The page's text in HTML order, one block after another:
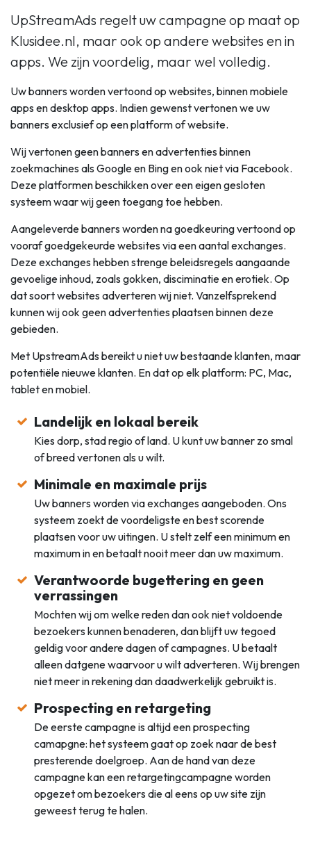
UpStreamAds regelt uw campagne op maat op
Klusidee.nl, maar ook op andere websites en in
apps. We zijn voordelig, maar wel volledig.
Uw banners worden vertoond op websites, binnen mobiele
apps en desktop apps. Indien gewenst vertonen we uw
banners exclusief op een platform of website.
Wij vertonen geen banners en advertenties binnen
zoekmachines als Google en Bing en ook niet via Facebook.
Deze platformen beschikken over een eigen gesloten
systeem waar wij geen toegang toe hebben.
Aangeleverde banners worden na goedkeuring vertoond op
vooraf goedgekeurde websites via een aantal exchanges.
Deze exchanges hebben strenge beleidsregels aangaande
gevoelige inhoud, zoals gokken, disciminatie en erotiek. Op
dat soort websites adverteren wij niet. Vanzelfsprekend
kunnen wij ook geen advertenties plaatsen binnen deze
gebieden.
Met UpstreamAds bereikt u niet uw bestaande klanten, maar
potentiële nieuwe klanten. En dat op elk platform: PC, Mac,
tablet en mobiel.
Landelijk en lokaal bereik
Kies dorp, stad regio of land. U kunt uw banner zo smal
of breed vertonen als u wilt.
Minimale en maximale prijs
Uw banners worden via exchanges aangeboden. Ons
systeem zoekt de voordeligste en best scorende
plaatsen voor uw uitingen. U stelt zelf een minimum en
maximum in en betaalt nooit meer dan uw maximum.
Verantwoorde bugettering en geen
verrassingen
Mochten wij om welke reden dan ook niet voldoende
bezoekers kunnen benaderen, dan blijft uw tegoed
geldig voor andere dagen of campagnes. U betaalt
alleen datgene waarvoor u wilt adverteren. Wij brengen
niet meer in rekening dan daadwerkelijk gebruikt is.
Prospecting en retargeting
De eerste campagne is altijd een prospecting
camapgne: het systeem gaat op zoek naar de best
presterende doelgroep. Aan de hand van deze
campagne kan een retargetingcampagne worden
opgezet om bezoekers die al eens op uw site zijn
geweest terug te halen.